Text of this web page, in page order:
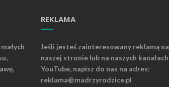
REKLAMA
Jeśli jesteś zainteresowany reklamą na
naszej stronie lub na naszych kanałach
YouTube, napisz do nas na adres:
reklama@madrzyrodzice.pl